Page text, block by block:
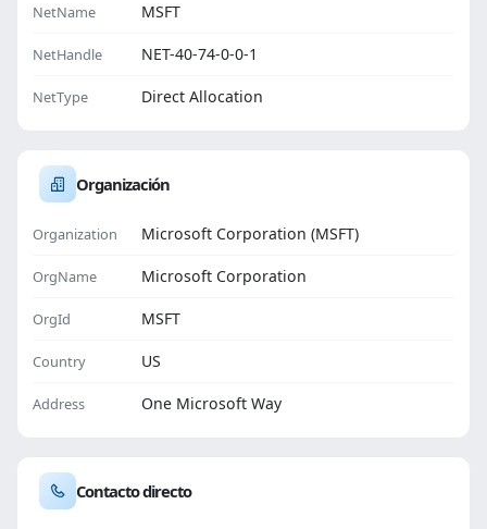
NetName MSFT
NetHandle NET-40-74-0-0-1
NetType Direct Allocation
Organización
Organization Microsoft Corporation (MSFT)
OrgName Microsoft Corporation
OrgId MSFT
Country US
Address One Microsoft Way
Contacto directo